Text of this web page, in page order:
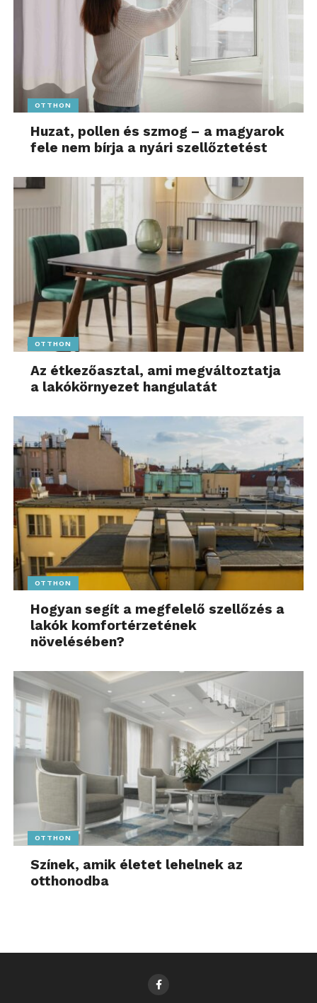
OTTHON
Huzat, pollen és szmog – a magyarok
fele nem bírja a nyári szellőztetést
OTTHON
Az étkezőasztal, ami megváltoztatja
a lakókörnyezet hangulatát
OTTHON
Hogyan segít a megfelelő szellőzés a
lakók komfortérzetének
növelésében?
OTTHON
Színek, amik életet lehelnek az
otthonodba